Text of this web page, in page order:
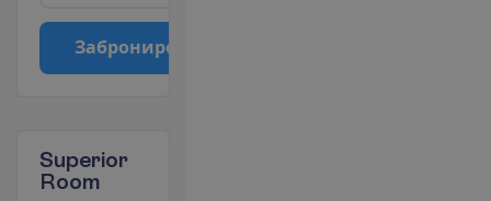
Заброниро
Superior
Room